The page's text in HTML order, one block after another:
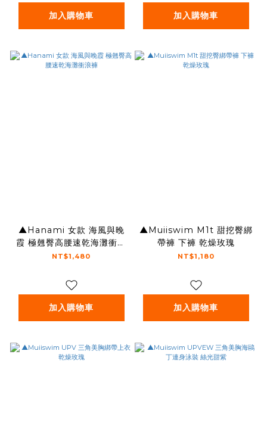
加入購物車 加入購物車
▲Hanami 女款 海風與晚
霞 極翹臀高腰速乾海灘衝浪
褲
NT$1,480
加入購物車
▲Muiiswim M1t 甜挖臀綁
帶褲 下褲 乾燥玫瑰
NT$1,180
加入購物車